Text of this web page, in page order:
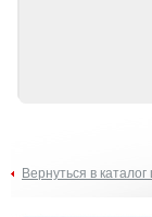
Вернуться в